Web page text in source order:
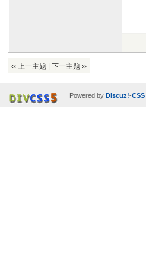
‹‹ 上一主题 |下一主题 ››
Powered byDiscuz!-CSS